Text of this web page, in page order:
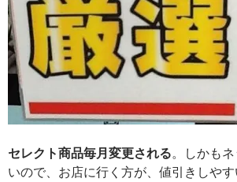
セレクト商品毎月変更される。しかも
いので、お店に行く方が、値引きしや